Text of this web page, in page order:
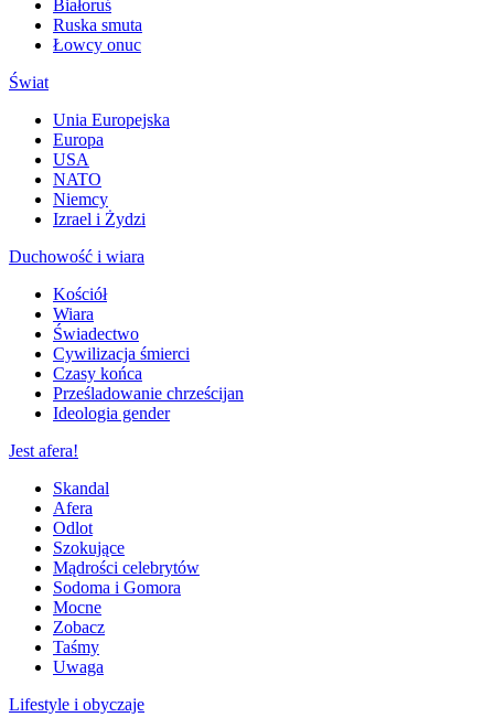
Białoruś
Ruska smuta
Łowcy onuc
Świat
Unia Europejska
Europa
USA
NATO
Niemcy
Izrael i Żydzi
Duchowość i wiara
Kościół
Wiara
Świadectwo
Cywilizacja śmierci
Czasy końca
Prześladowanie chrześcijan
Ideologia gender
Jest afera!
Skandal
Afera
Odlot
Szokujące
Mądrości celebrytów
Sodoma i Gomora
Mocne
Zobacz
Taśmy
Uwaga
Lifestyle i obyczaje